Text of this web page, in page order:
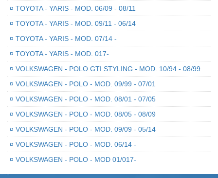
¤ TOYOTA - YARIS - MOD. 06/09 - 08/11
¤ TOYOTA - YARIS - MOD. 09/11 - 06/14
¤ TOYOTA - YARIS - MOD. 07/14 -
¤ TOYOTA - YARIS - MOD. 017-
¤ VOLKSWAGEN - POLO GTI STYLING - MOD. 10/94 - 08/99
¤ VOLKSWAGEN - POLO - MOD. 09/99 - 07/01
¤ VOLKSWAGEN - POLO - MOD. 08/01 - 07/05
¤ VOLKSWAGEN - POLO - MOD. 08/05 - 08/09
¤ VOLKSWAGEN - POLO - MOD. 09/09 - 05/14
¤ VOLKSWAGEN - POLO - MOD. 06/14 -
¤ VOLKSWAGEN - POLO - MOD 01/017-